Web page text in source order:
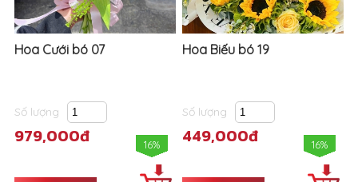
Hoa Cưới bó 07
Số lượng
979,000đ 16%
Hoa Biếu bó 19
Số lượng
449,000đ 16%